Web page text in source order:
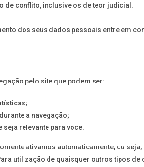
de conflito, inclusive os de teor judicial.
dos seus dados pessoais entre em
pelo site que podem ser:
a navegação;
relevante para você.
ativamos automaticamente, ou
utilização de quaisquer outros tipos